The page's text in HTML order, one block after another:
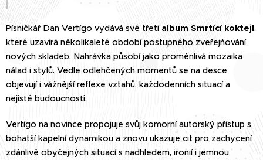
Písničkář Dan Vertígo vydává své třetí album Smrtící koktejl,
které uzavírá několikaleté období postupného zveřejňování
nových skladeb. Nahrávka působí jako proměnlivá mozaika
nálad i stylů. Vedle odlehčených momentů se na desce
objevují i vážnější reflexe vztahů, každodenních situací a
nejisté budoucnosti.
Vertígo na novince propojuje svůj komorní autorský přístup s
bohatší kapelní dynamikou a znovu ukazuje cit pro zachycení
zdánlivě obyčejných situací s nadhledem, ironií i jemnou